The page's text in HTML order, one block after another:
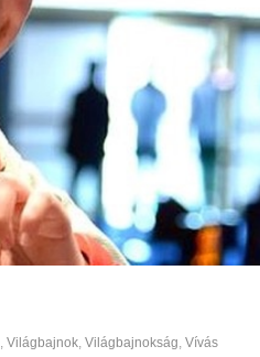
Világbajnok Világbajnokság Vívás